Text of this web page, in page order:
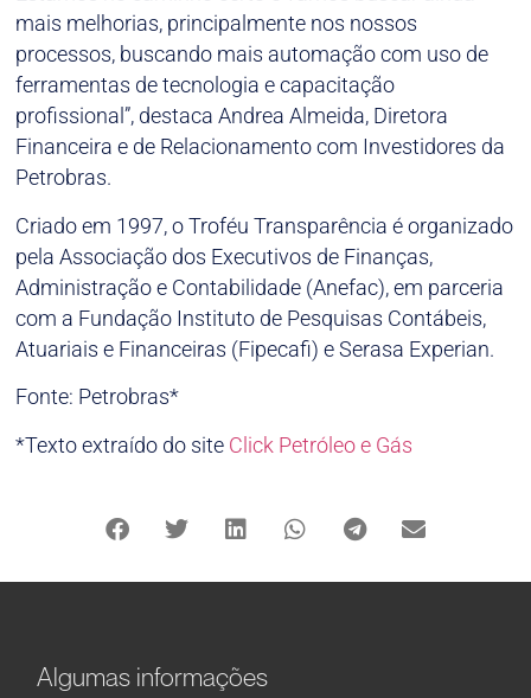
mais melhorias, principalmente nos nossos
processos, buscando mais automação com uso de
ferramentas de tecnologia e capacitação
profissional”, destaca Andrea Almeida, Diretora
Financeira e de Relacionamento com Investidores da
Petrobras.
Criado em 1997, o Troféu Transparência é organizado
pela Associação dos Executivos de Finanças,
Administração e Contabilidade (Anefac), em parceria
com a Fundação Instituto de Pesquisas Contábeis,
Atuariais e Financeiras (Fipecafi) e Serasa Experian.
Fonte: Petrobras*
*Texto extraído do site Click Petróleo e Gás
Algumas informações